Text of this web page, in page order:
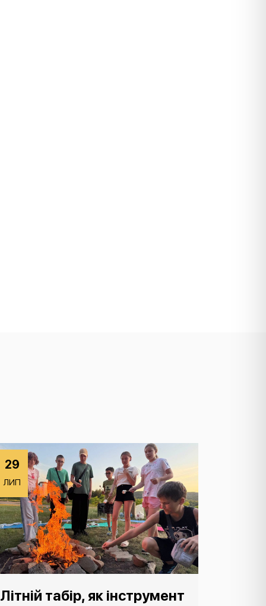
29
ЛИП
Літній табір, як інструмент